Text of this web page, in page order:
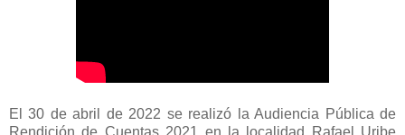
El 30 de abril de 2022 se realizó la Audiencia Pública de
Rendición de Cuentas 2021 en la localidad Rafael Uribe